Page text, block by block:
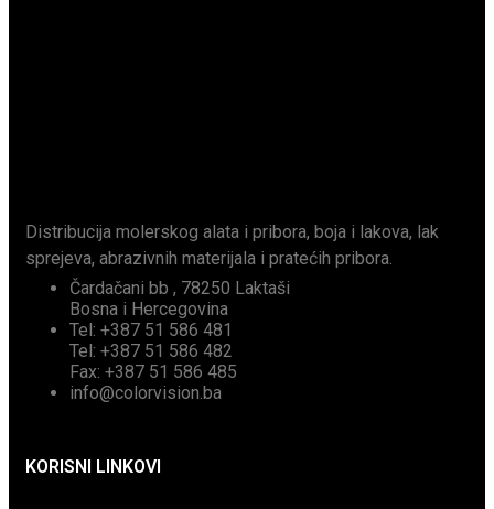
Distribucija molerskog alata i pribora, boja i lakova, lak
sprejeva, abrazivnih materijala i pratećih pribora.
Čardačani bb , 78250 Laktaši
Bosna i Hercegovina
Tel: +387 51 586 481
Tel: +387 51 586 482
Fax: +387 51 586 485
info@colorvision.ba
KORISNI LINKOVI